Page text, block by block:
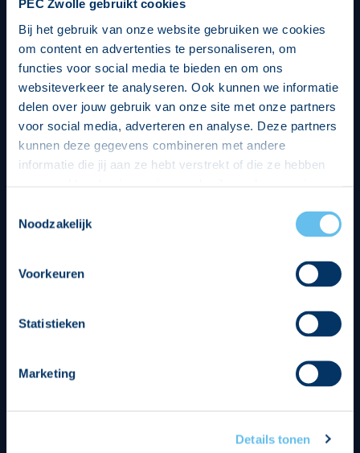
PEC Zwolle gebruikt cookies
Bij het gebruik van onze website gebruiken we cookies
om content en advertenties te personaliseren, om
functies voor social media te bieden en om ons
websiteverkeer te analyseren. Ook kunnen we informatie
delen over jouw gebruik van onze site met onze partners
voor social media, adverteren en analyse. Deze partners
kunnen deze gegevens combineren met andere
informatie die jij aan ze hebt verstrekt of die ze hebben
op een veilige en integere wijze. Je kunt je toestemming
beheren op de privacy- en cookieverklaring pagina.
Noodzakelijk
Voorkeuren
Statistieken
Marketing
Details tonen